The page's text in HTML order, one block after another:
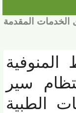
المقدمة
سير